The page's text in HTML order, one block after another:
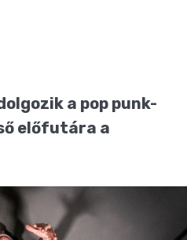
a pop punk-
előfutára a